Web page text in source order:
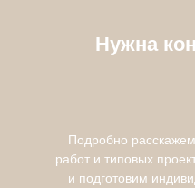
Нужна
Подробно
работ и типовых
и подготовим